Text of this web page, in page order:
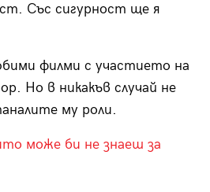
Със сигурност ще я
филми с участието на
Но в никакъв случай не
му роли.
може би не знаеш за